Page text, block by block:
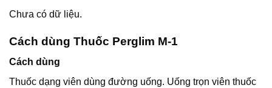
Chưa có dữ liệu.
Cách dùng Thuốc Perglim M-1
Cách dùng
Thuốc dạng viên dùng đường uống. Uống trọn viên thuốc